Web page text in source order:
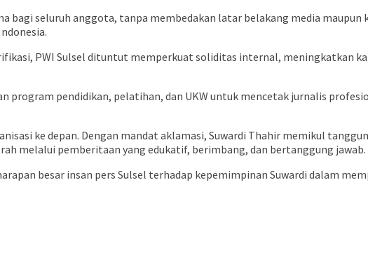
bagi seluruh anggota, tanpa membedakan latar belakang media
PWI Sulsel dituntut memperkuat soliditas internal, meningkatkan
program pendidikan, pelatihan, dan UKW untuk mencetak jurnalis
ke depan. Dengan mandat aklamasi, Suwardi Thahir memikul
melalui pemberitaan yang edukatif, berimbang, dan bertanggung jawab.
besar insan pers Sulsel terhadap kepemimpinan Suwardi dalam